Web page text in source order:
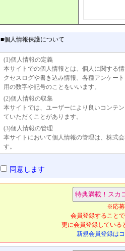
■個人情報保護について
(1)個人情報の定義
本サイトでの個人情報とは、個人に関する
クセスログや書き込み情報、各種アンケー
用の数字や記号のことをいいます。
(2)個人情報の収集
本サイトでは、ユーザーにより良いコンテ
ていただくことがあります。
(3)個人情報の管理
本サイトにおいて個人情報の管理は、株式
す。
本サイトでは、広告主に対しサイトへのア
ーの事前の承諾なく個人情報を第三者に提
外の目的で許可なく利用することはありま
本サイトでは、弊社および機密保持契約を
たしません。ただし、以下のような場合は
同意します
※応募
会員登録すること
更に会員登録している
新規会員登録は